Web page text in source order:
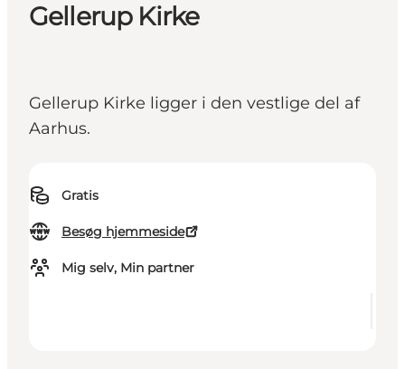
Gellerup Kirke
Gellerup Kirke ligger i den vestlige del af
Aarhus.
Gratis
Besøg hjemmeside
Mig selv, Min partner